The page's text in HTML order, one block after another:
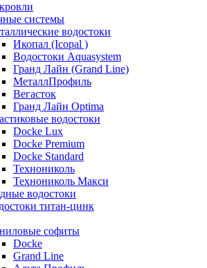
системы
водостоки
Икопал (Icopal )
Водостоки Aquasystem
Гранд Лайн (Grand Line)
МеталлПрофиль
Вегасток
Гранд Лайн Optima
водостоки
Docke Lux
Docke Premium
Docke Standard
Технониколь
Технониколь Макси
водостоки
титан-цинк
софиты
Docke
Grand Line